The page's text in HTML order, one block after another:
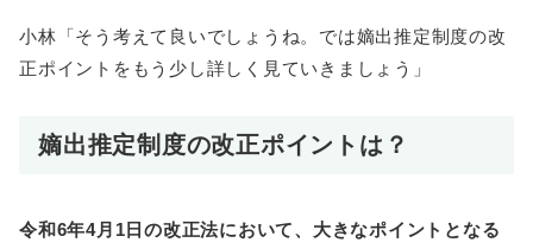
小林「そう考えて良いでしょうね。では嫡出推定制度の改
正ポイントをもう少し詳しく見ていきましょう」
嫡出推定制度の改正ポイントは？
令和6年4月1日の改正法において、大きなポイントとなる